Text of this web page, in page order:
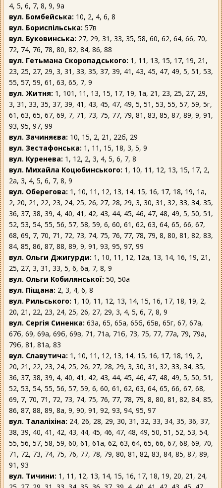
4, 5, 6, 7, 8, 9, 9а
вул. Бомбейська: 10, 2, 4, 6, 8
вул. Бориспільська: 57в
вул. Буковинська: 27, 29, 31, 33, 35, 58, 60, 62, 64, 66, 70,
72, 74, 76, 78, 80, 82, 84, 86, 88
вул. Гетьмана Скоропадського: 1, 11, 13, 15, 17, 19, 21,
23, 25, 27, 29, 3, 31, 33, 35, 37, 39, 41, 43, 45, 47, 49, 5, 51, 53,
55, 57, 59, 61, 63, 65, 7, 9
вул. Житня: 1, 101, 11, 13, 15, 17, 19, 1а, 21, 23, 25, 27, 29,
3, 31, 33, 35, 37, 39, 41, 43, 45, 47, 49, 5, 51, 53, 55, 57, 59, 5г,
61, 63, 65, 67, 69, 7, 71, 73, 75, 77, 79, 81, 83, 85, 87, 89, 9, 91,
93, 95, 97, 99
вул. Зачиняєва: 10, 15, 2, 21, 22б, 29
вул. Зестафонська: 1, 11, 15, 18, 3, 5, 9
вул. Куренева: 1, 12, 2, 3, 4, 5, 6, 7, 8
вул. Михайла Коцюбинського: 1, 10, 11, 12, 13, 15, 17, 2,
2а, 3, 4, 5, 6, 7, 8, 9
вул. Оберегова: 1, 10, 11, 12, 13, 14, 15, 16, 17, 18, 19, 1а,
2, 20, 21, 22, 23, 24, 25, 26, 27, 28, 29, 3, 30, 31, 32, 33, 34, 35,
36, 37, 38, 39, 4, 40, 41, 42, 43, 44, 45, 46, 47, 48, 49, 5, 50, 51,
52, 53, 54, 55, 56, 57, 58, 59, 6, 60, 61, 62, 63, 64, 65, 66, 67,
68, 69, 7, 70, 71, 72, 73, 74, 75, 76, 77, 78, 79, 8, 80, 81, 82, 83,
84, 85, 86, 87, 88, 89, 9, 91, 93, 95, 97, 99
вул. Ольги Джигурди: 1, 10, 11, 12, 12а, 13, 14, 16, 19, 21,
25, 27, 3, 31, 33, 5, 6, 6а, 7, 8, 9
вул. Ольги Кобилянської: 50, 50а
вул. Піщана: 2, 3, 4, 6, 8
вул. Рильського: 1, 10, 11, 12, 13, 14, 15, 16, 17, 18, 19, 2,
20, 21, 22, 23, 24, 25, 26, 27, 29, 3, 4, 5, 6, 7, 8, 9
вул. Сергія Синенка: 63а, 65, 65а, 65б, 65в, 65г, 67, 67а,
67б, 69, 69а, 69б, 69в, 71, 71а, 71б, 73, 75, 77, 77а, 79, 79а,
79б, 81, 81а, 83
вул. Славутича: 1, 10, 11, 12, 13, 14, 15, 16, 17, 18, 19, 2,
20, 21, 22, 23, 24, 25, 26, 27, 28, 29, 3, 30, 31, 32, 33, 34, 35,
36, 37, 38, 39, 4, 40, 41, 42, 43, 44, 45, 46, 47, 48, 49, 5, 50, 51,
52, 53, 54, 55, 56, 57, 59, 6, 60, 61, 62, 63, 64, 65, 66, 67, 68,
69, 7, 70, 71, 72, 73, 74, 75, 76, 77, 78, 79, 8, 80, 81, 82, 84, 85,
86, 87, 88, 89, 8а, 9, 90, 91, 92, 93, 94, 95, 97
вул. Талаліхіна: 24, 26, 28, 29, 30, 31, 32, 33, 34, 35, 36, 37,
38, 39, 40, 41, 42, 43, 44, 45, 46, 47, 48, 49, 50, 51, 52, 53, 54,
55, 56, 57, 58, 59, 60, 61, 61а, 62, 63, 64, 65, 66, 67, 68, 69, 70,
71, 72, 73, 74, 75, 76, 77, 78, 79, 80, 81, 82, 83, 84, 85, 87, 89,
91, 93
вул. Тичини: 1, 11, 12, 13, 14, 15, 16, 17, 18, 19, 20, 21, 24,